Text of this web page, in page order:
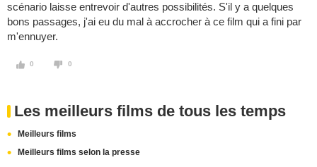
scénario laisse entrevoir d'autres possibilités. S'il y a quelques
bons passages, j'ai eu du mal à accrocher à ce film qui a fini par
m'ennuyer.
0 0
Les meilleurs films de tous les temps
Meilleurs films
Meilleurs films selon la presse